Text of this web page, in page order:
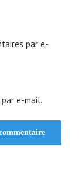
par e-
e-mail.